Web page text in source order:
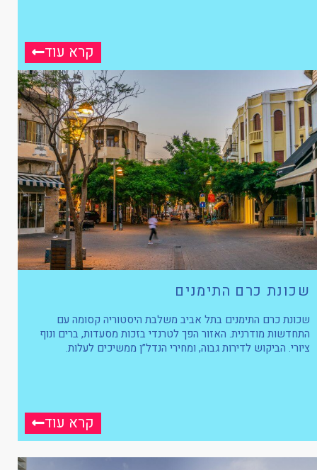
קרא עוד
שכונת כרם התימנים
שכונת כרם התימנים בתל אביב משלבת היסטוריה קסומה עם
התחדשות מודרנית. האזור הפך לטרנדי בזכות מסעדות, ברים ונוף
ציורי. הביקוש לדירות גבוה, ומחירי הנדל”ן ממשיכים לעלות.
קרא עוד